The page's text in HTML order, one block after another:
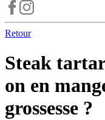
Retour
Steak
on en
grossesse ?